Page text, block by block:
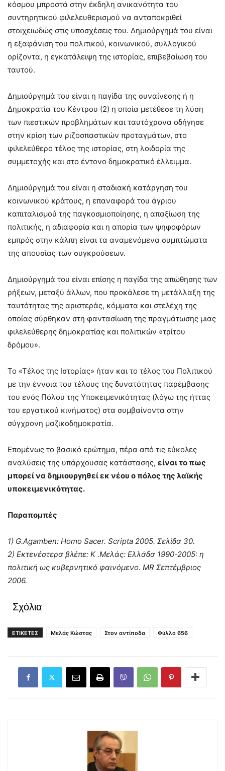
κόσμου μπροστά στην έκδηλη ανικανότητα του
συντηρητικού φιλελευθερισμού να ανταποκριθεί
στοιχειωδώς στις υποσχέσεις του. Δημιούργημά του είναι
η εξαφάνιση του πολιτικού, κοινωνικού, συλλογικού
ορίζοντα, η εγκατάλειψη της ιστορίας, επιβεβαίωση του
ταυτού.
Δημιούργημά του είναι η παγίδα της συναίνεσης ή η
Δημοκρατία του Κέντρου (2) η οποία μετέθεσε τη λύση
των πιεστικών προβλημάτων και ταυτόχρονα οδήγησε
στην κρίση των ριζοσπαστικών προταγμάτων, στο
φιλελεύθερο τέλος της ιστορίας, στη λοιδορία της
συμμετοχής και στο έντονο δημοκρατικό έλλειμμα.
Δημιούργημά του είναι η σταδιακή κατάργηση του
κοινωνικού κράτους, η επαναφορά του άγριου
καπιταλισμού της παγκοσμιοποίησης, η απαξίωση της
πολιτικής, η αδιαφορία και η απορία των ψηφοφόρων
εμπρός στην κάλπη είναι τα αναμενόμενα συμπτώματα
της απουσίας των συγκρούσεων.
Δημιούργημά του είναι επίσης η παγίδα της απώθησης των
ρήξεων, μεταξύ άλλων, που προκάλεσε τη μετάλλαξη της
ταυτότητας της αριστεράς, κόμματα και στελέχη της
οποίας σύρθηκαν στη φαντασίωση της πραγμάτωσης μιας
φιλελεύθερης δημοκρατίας και πολιτικών «τρίτου
δρόμου».
Το «Τέλος της Ιστορίας» ήταν και το τέλος του Πολιτικού
με την έννοια του τέλους της δυνατότητας παρέμβασης
του ενός Πόλου της Υποκειμενικότητας (λόγω της ήττας
του εργατικού κινήματος) στα συμβαίνοντα στην
σύγχρονη μαζικοδημοκρατία.
Επομένως το βασικό ερώτημα, πέρα από τις εύκολες
αναλύσεις της υπάρχουσας κατάστασης, είναι το πως
μπορεί να δημιουργηθεί εκ νέου ο πόλος της λαϊκής
υποκειμενικότητας.
Παραπομπές
1) G.Agamben: Homo Sacer. Scripta 2005. Σελίδα 30.
2) Εκτενέστερα βλέπε: Κ .Μελάς: Ελλάδα 1990-2005: η
πολιτική ως κυβερνητικό φαινόμενο. ΜR Σεπτέμβριος
2006.
Σχόλια
ΕΤΙΚΕΤΕΣ Μελάς Κώστας Στον αντίποδα Φύλλο 656